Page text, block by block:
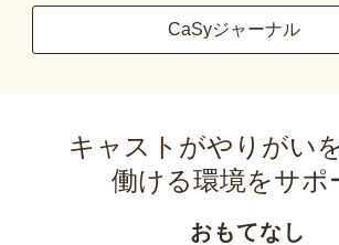
CaSyジャーナル
キャストがやりがい
働ける環境をサポ
おもてなし